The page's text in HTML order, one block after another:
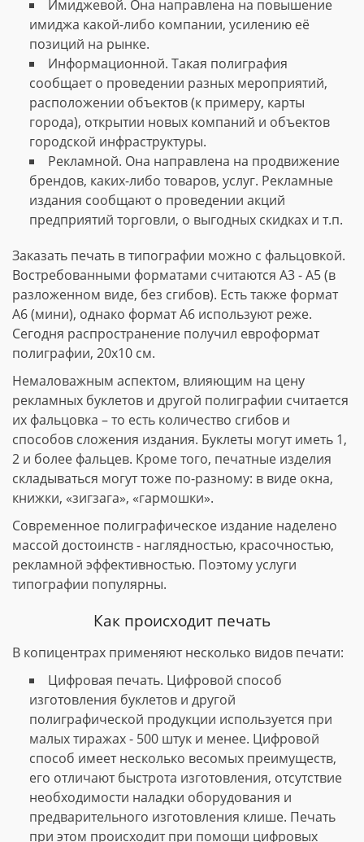
Имиджевой. Она направлена на повышение
имиджа какой-либо компании, усилению её
позиций на рынке.
Информационной. Такая полиграфия
сообщает о проведении разных мероприятий,
расположении объектов (к примеру, карты
города), открытии новых компаний и объектов
городской инфраструктуры.
Рекламной. Она направлена на продвижение
брендов, каких-либо товаров, услуг. Рекламные
издания сообщают о проведении акций
предприятий торговли, о выгодных скидках и т.п.
Заказать печать в типографии можно с фальцовкой.
Востребованными форматами считаются А3 - А5 (в
разложенном виде, без сгибов). Есть также формат
А6 (мини), однако формат А6 используют реже.
Сегодня распространение получил евроформат
полиграфии, 20х10 см.
Немаловажным аспектом, влияющим на цену
рекламных буклетов и другой полиграфии считается
их фальцовка – то есть количество сгибов и
способов сложения издания. Буклеты могут иметь 1,
2 и более фальцев. Кроме того, печатные изделия
складываться могут тоже по-разному: в виде окна,
книжки, «зигзага», «гармошки».
Современное полиграфическое издание наделено
массой достоинств - наглядностью, красочностью,
рекламной эффективностью. Поэтому услуги
типографии популярны.
Как происходит печать
В копицентрах применяют несколько видов печати:
Цифровая печать. Цифровой способ
изготовления буклетов и другой
полиграфической продукции используется при
малых тиражах - 500 штук и менее. Цифровой
способ имеет несколько весомых преимуществ,
его отличают быстрота изготовления, отсутствие
необходимости наладки оборудования и
предварительного изготовления клише. Печать
при этом происходит при помощи цифровых